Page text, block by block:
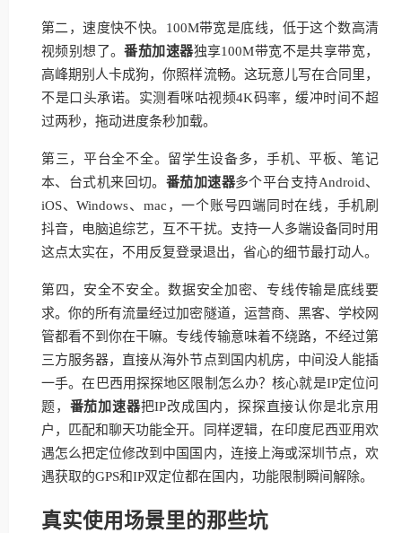
第二，速度快不快。100M带宽是底线，低于这个数高清
视频别想了。番茄加速器独享100M带宽不是共享带宽，
高峰期别人卡成狗，你照样流畅。这玩意儿写在合同里，
不是口头承诺。实测看咪咕视频4K码率，缓冲时间不超
过两秒，拖动进度条秒加载。
第三，平台全不全。留学生设备多，手机、平板、笔记
本、台式机来回切。 番茄加速器多个平台支持Android、
iOS、Windows、mac，一个账号四端同时在线，手机刷
抖音，电脑追综艺，互不干扰。支持一人多端设备同时用
这点太实在，不用反复登录退出，省心的细节最打动人。
第四，安全不安全。数据安全加密、专线传输是底线要
求。你的所有流量经过加密隧道，运营商、黑客、学校网
管都看不到你在干嘛。专线传输意味着不绕路，不经过第
三方服务器，直接从海外节点到国内机房，中间没人能插
一手。在巴西用探探地区限制怎么办？核心就是IP定位问
题， 番茄加速器把IP改成国内，探探直接认你是北京用
户，匹配和聊天功能全开。同样逻辑，在印度尼西亚用欢
遇怎么把定位修改到中国国内，连接上海或深圳节点，欢
遇获取的GPS和IP双定位都在国内，功能限制瞬间解除。
真实使用场景里的那些坑